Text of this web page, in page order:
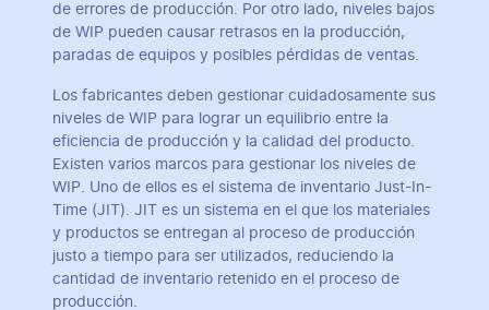
de errores de producción. Por otro lado, niveles bajos
de WIP pueden causar retrasos en la producción,
paradas de equipos y posibles pérdidas de ventas.
Los fabricantes deben gestionar cuidadosamente sus
niveles de WIP para lograr un equilibrio entre la
eficiencia de producción y la calidad del producto.
Existen varios marcos para gestionar los niveles de
WIP. Uno de ellos es el sistema de inventario Just-In-
Time (JIT). JIT es un sistema en el que los materiales
y productos se entregan al proceso de producción
justo a tiempo para ser utilizados, reduciendo la
cantidad de inventario retenido en el proceso de
producción.